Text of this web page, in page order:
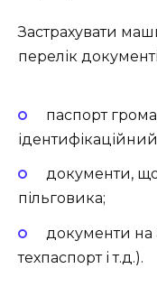
Застрахувати
перелік
паспорт
документи,
пільговика;
документи на
техпаспорт і т.д.).